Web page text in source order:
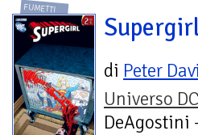
FUMETTI
di Peter
Universo
DeAgostini